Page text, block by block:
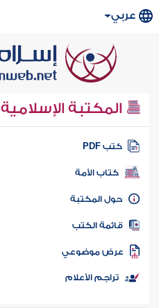
عربي
المكتبة الإسلامية
كتب PDF
كتاب الأمة
المكتبة
الكتب
موضوعي